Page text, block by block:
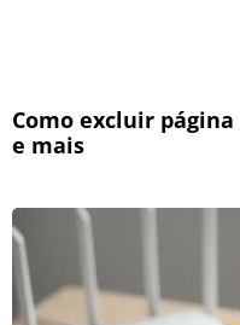
Como excluir
e mais